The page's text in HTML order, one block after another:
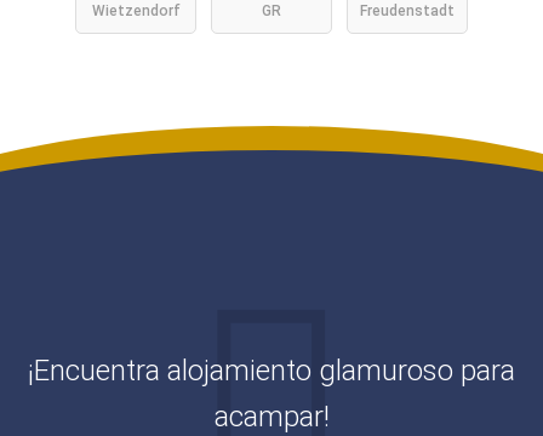
Wietzendorf
GR
Freudenstadt
¡Encuentra alojamiento glamuroso para
acampar!